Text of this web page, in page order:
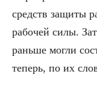
средств защиты
рабочей силы.
раньше могли
теперь, по их